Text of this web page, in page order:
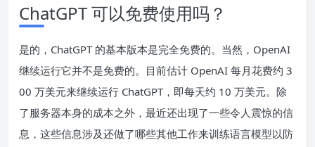
ChatGPT 可以免费使用吗？
是的，ChatGPT 的基本版本是完全免费的。当然，OpenAI
继续运行它并不是免费的。目前估计 OpenAI 每月花费约 3
00 万美元来继续运行 ChatGPT，即每天约 10 万美元。除
了服务器本身的成本之外，最近还出现了一些令人震惊的信
息，这些信息涉及还做了哪些其他工作来训练语言模型以防